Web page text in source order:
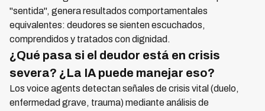
"sentida", genera resultados comportamentales
equivalentes: deudores se sienten escuchados,
comprendidos y tratados con dignidad.
¿Qué pasa si el deudor está en crisis
severa? ¿La IA puede manejar eso?
Los voice agents detectan señales de crisis vital (duelo,
enfermedad grave, trauma) mediante análisis de